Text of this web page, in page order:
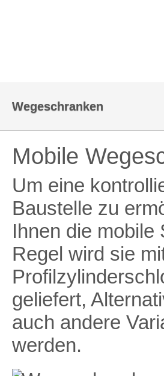
Wegeschranken
Mobile
Um eine
Baustelle zu
Ihnen die mobile
Regel wird sie
geliefert,
auch andere
werden.